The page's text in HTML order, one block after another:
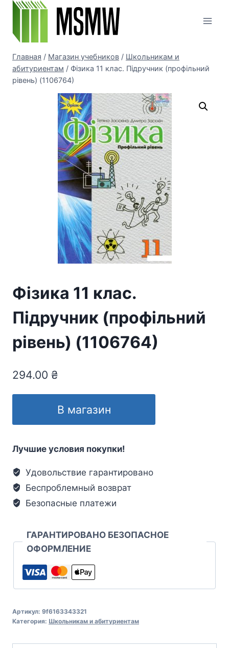
Перейти
содержимому
Главная / Магазин учебников / Школьникам и
абитуриентам / Фізика 11 клас. Підручник (профільний
рівень) (1106764)
Фізика 11 клас.
Підручник (профільний
рівень) (1106764)
294.00 ₴
В магазин
Лучшие условия покупки!
Удовольствие гарантировано
Беспроблемный возврат
Безопасные платежи
ГАРАНТИРОВАНО БЕЗОПАСНОЕ
ОФОРМЛЕНИЕ
Артикул: 9f6163343321
Категория: Школьникам и абитуриентам